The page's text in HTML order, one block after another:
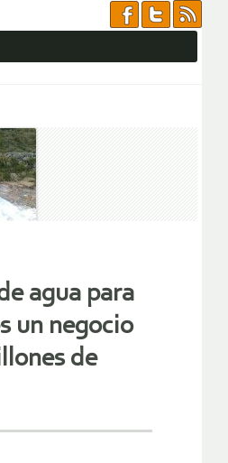
agua para
un negocio
de